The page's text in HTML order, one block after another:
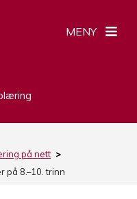
MENY
på nett >
på 8.–10. trinn